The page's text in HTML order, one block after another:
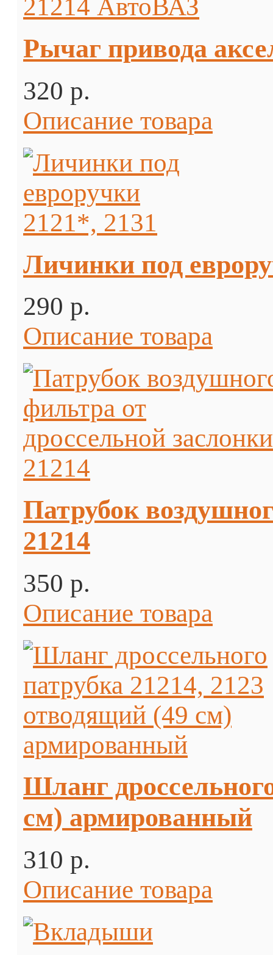
Рычаг привода
320 p.
Описание товара
Личинки под
290 p.
Описание товара
Патрубок
21214
350 p.
Описание товара
Шланг
см) армированный
310 p.
Описание товара